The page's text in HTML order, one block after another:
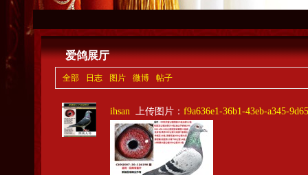
爱鸽展厅
全部 日志 图片 微博 帖子
ihsan 上传图片： f9a636e1-36b1-43eb-a345-